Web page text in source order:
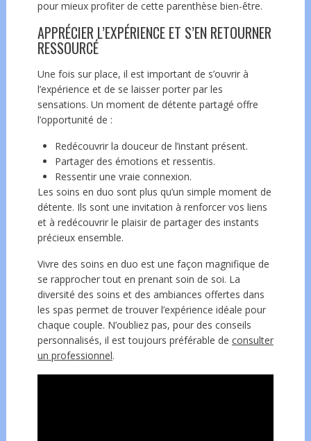
pour mieux profiter de cette parenthèse bien-être.
APPRÉCIER L’EXPÉRIENCE ET S’EN RETOURNER
RESSOURCÉ
Une fois sur place, il est important de s’ouvrir à
l’expérience et de se laisser porter par les
sensations. Un moment de détente partagé offre
l’opportunité de :
Redécouvrir la douceur de l’instant présent.
Partager des émotions et ressentis.
Ressentir une vraie connexion.
Les soins en duo sont plus qu’un simple moment de
détente. Ils sont une invitation à renforcer vos liens
et à redécouvrir le plaisir de partager des instants
précieux ensemble.
Vivre des soins en duo est une façon magnifique de
se rapprocher tout en prenant soin de soi. La
diversité des soins et des ambiances offertes dans
les spas permet de trouver l’expérience idéale pour
chaque couple. N’oubliez pas, pour des conseils
personnalisés, il est toujours préférable de consulter
un professionnel.